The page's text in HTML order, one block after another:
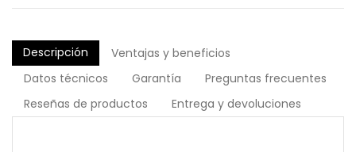
Descripción
Ventajas y beneficios
Datos técnicos
Garantía
Preguntas frecuentes
Reseñas de productos
Entrega y devoluciones